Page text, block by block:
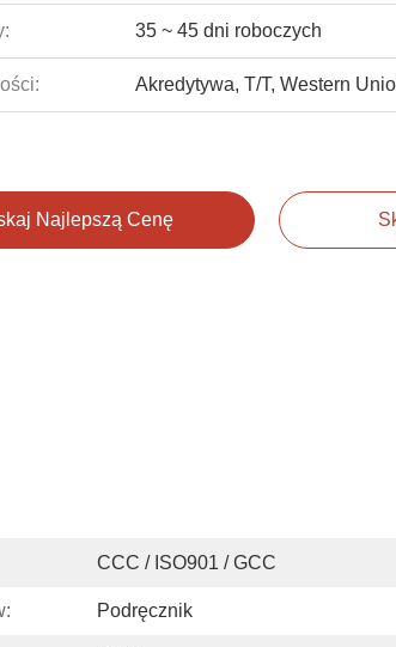
35 ~ 45 dni roboczych
Akredytywa, T/T, Western
Najlepszą Cenę
CCC / ISO901 / GCC
Podręcznik